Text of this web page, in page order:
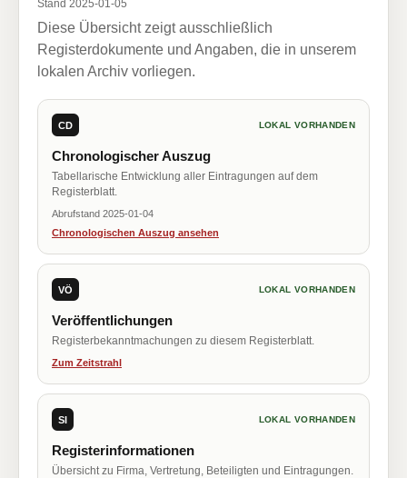
Stand 2025-01-05
Diese Übersicht zeigt ausschließlich
Registerdokumente und Angaben, die in unserem
lokalen Archiv vorliegen.
CD LOKAL VORHANDEN
Chronologischer Auszug
Tabellarische Entwicklung aller Eintragungen auf dem
Registerblatt.
Abrufstand 2025-01-04
Chronologischen Auszug ansehen
VÖ LOKAL VORHANDEN
Veröffentlichungen
Registerbekanntmachungen zu diesem Registerblatt.
Zum Zeitstrahl
SI LOKAL VORHANDEN
Registerinformationen
Übersicht zu Firma, Vertretung, Beteiligten und Eintragungen.